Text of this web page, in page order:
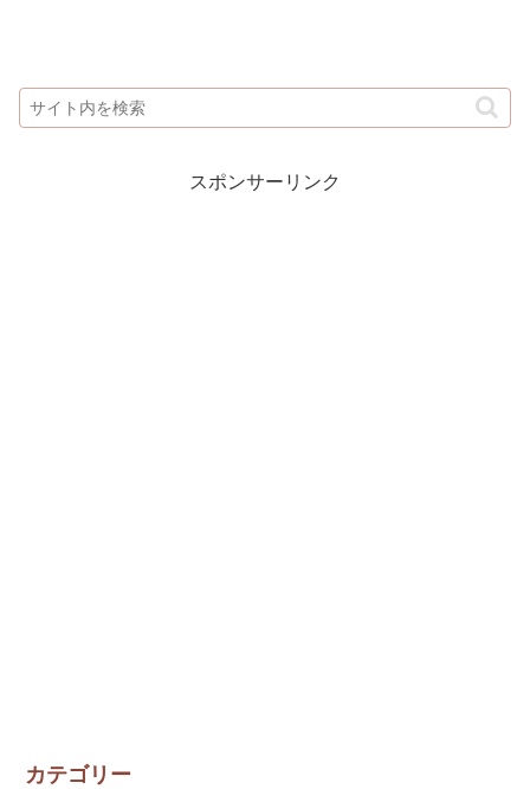
スポンサーリンク
カテゴリー